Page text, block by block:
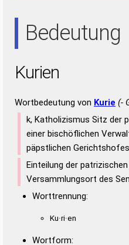
Bedeutung
Kurien
Wortbedeutung von Kurie (-
k, Katholizismus Sitz der
einer bischöflichen
päpstlichen Gerichtshofes
Einteilung der
Versammlungsort des
Worttrennung:
Ku·ri·en
Wortform: